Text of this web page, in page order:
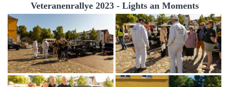
Veteranenrallye 2023 - Lights an Moments